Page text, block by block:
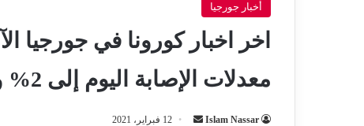
أخبار جورجيا
معدلات الإصابة اليوم إلى 2% وبلغت 3% خلال الأسبوع
Islam Nassar
أرسل 12 فبراير، 2021